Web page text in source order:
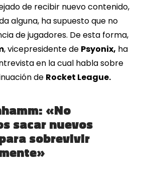
de recibir nuevo contenido,
alguna, ha supuesto que no
de jugadores. De esta forma,
, vicepresidente de Psyonix, ha
en la cual habla sobre
de Rocket League.
«No
sacar nuevos
sobrevivir